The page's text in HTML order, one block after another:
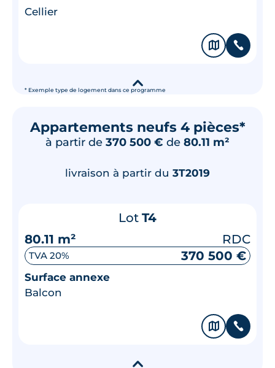
* Exemple type de logement dans ce programme
Cellier
🗞 📞
▾
Appartements neufs 4 pièces*
à partir de 370 500 € de 80.11 m²
livraison à partir du 3T2019
Lot T4
80.11 m²
RDC
TVA 20% 370 500 €
Surface annexe
Balcon
🗞 📞
▾